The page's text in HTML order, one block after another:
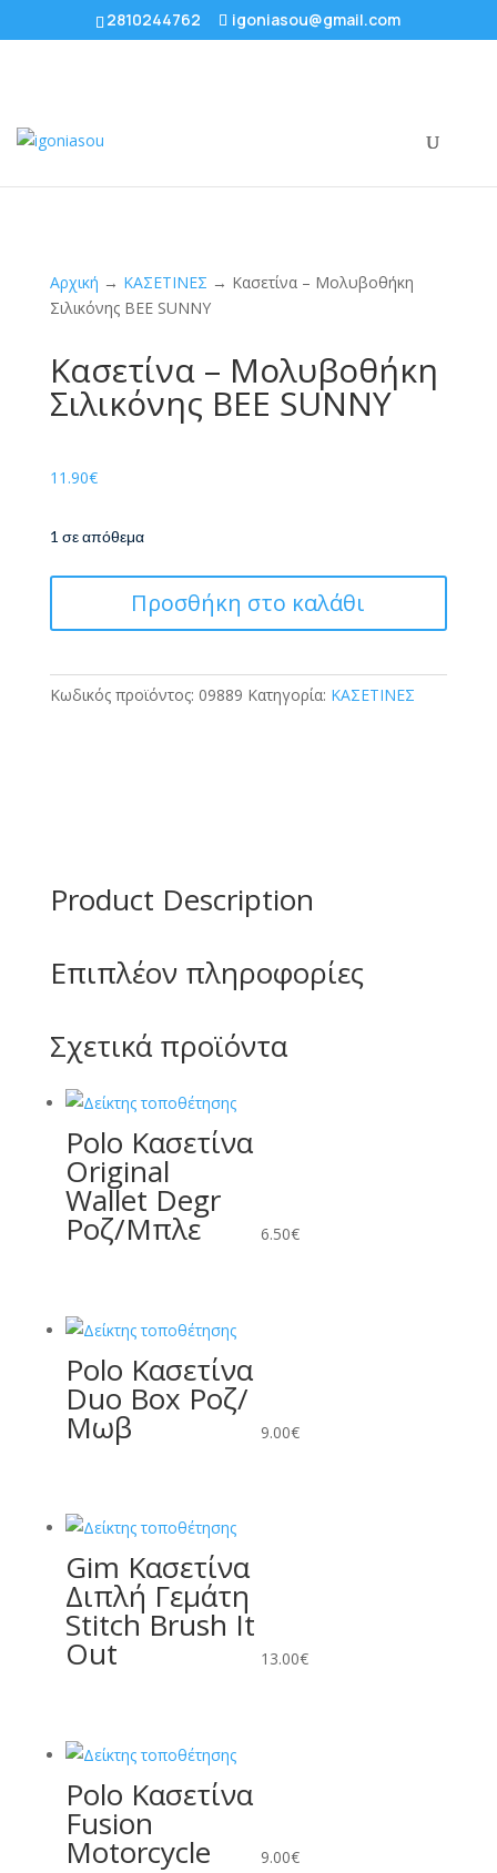
2810244762 igoniasou@gmail.com
Αρχική → ΚΑΣΕΤΙΝΕΣ → Κασετίνα – Μολυβοθήκη
Σιλικόνης BEE SUNNY
Κασετίνα – Μολυβοθήκη
Σιλικόνης BEE SUNNY
11.90€
1 σε απόθεμα
Μολυβοθήκη
BEE
Προσθήκη στο καλάθι
Κωδικός προϊόντος: 09889 Κατηγορία: ΚΑΣΕΤΙΝΕΣ
Product Description
Επιπλέον πληροφορίες
Σχετικά προϊόντα
Polo Κασετίνα
Original
Wallet Degr
Ροζ/Μπλε 6.50€
Polo Κασετίνα
Duo Box Ροζ/
Μωβ 9.00€
Gim Κασετίνα
Διπλή Γεμάτη
Stitch Brush It
Out 13.00€
Polo Κασετίνα
Fusion
Motorcycle 9.00€